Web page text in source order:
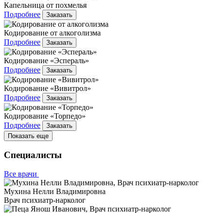
Капельница от похмелья
Подробнее
Заказать
Кодирование от алкоголизма
Подробнее
Заказать
Кодирование «Эспераль»
Подробнее
Заказать
Кодирование «Вивитрол»
Подробнее
Заказать
Кодирование «Торпедо»
Подробнее
Заказать
Показать еще
Специалисты
Все врачи
Мухина Нелли Владимировна
Врач психиатр-нарколог